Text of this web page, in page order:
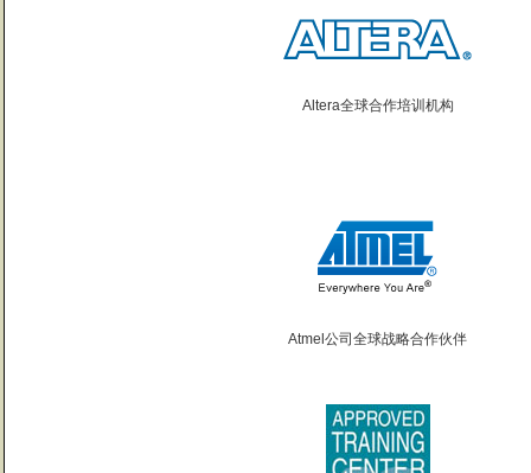
Altera全球合作培训机构
Atmel公司全球战略合作伙伴